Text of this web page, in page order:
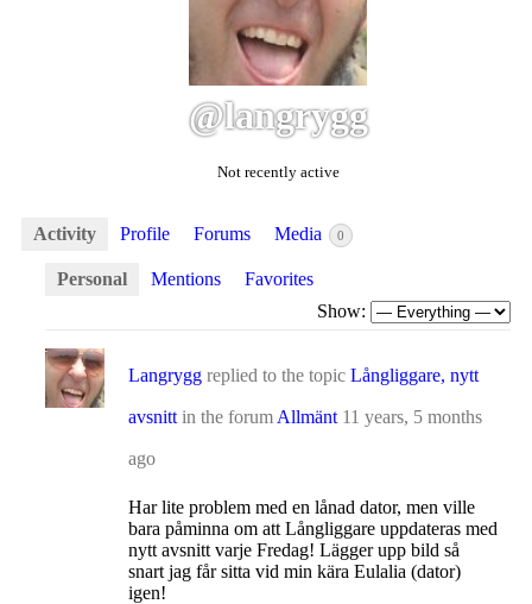
@langrygg
Not recently active
Activity Profile Forums Media 0
Personal Mentions
Favorites
Show:
Langrygg replied to the topic Långliggare, nytt
avsnitt in the forum Allmänt 11 years, 5 months
ago
Har lite problem med en lånad dator, men ville
bara påminna om att Långliggare uppdateras med
nytt avsnitt varje Fredag! Lägger upp bild så
snart jag får sitta vid min kära Eulalia (dator)
igen!